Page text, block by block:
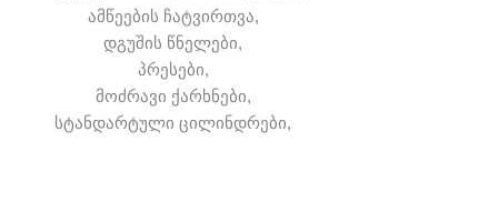
ამწეების ჩატვირთვა,
დგუშის წნელები,
პრესები,
მოძრავი ქარხნები,
სტანდარტული ცილინდრები,